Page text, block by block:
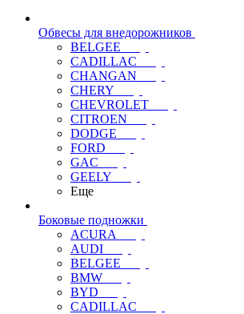
Обвесы для внедорожников
BELGEE
CADILLAC
CHANGAN
CHERY
CHEVROLET
CITROEN
DODGE
FORD
GAC
GEELY
Еще
Боковые подножки
ACURA
AUDI
BELGEE
BMW
BYD
CADILLAC